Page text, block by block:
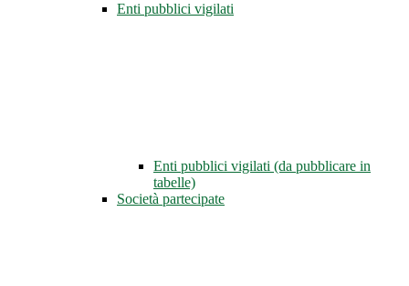
Enti pubblici vigilati
Enti pubblici vigilati (da pubblicare in
tabelle)
Società partecipate